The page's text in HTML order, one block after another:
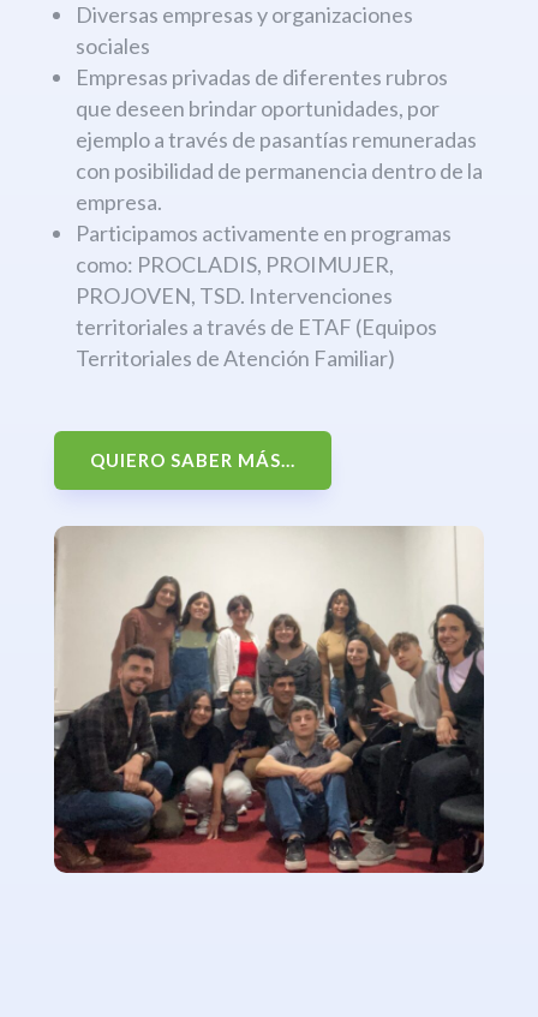
Diversas empresas y organizaciones
sociales
Empresas privadas de diferentes rubros
que deseen brindar oportunidades, por
ejemplo a través de pasantías remuneradas
con posibilidad de permanencia dentro de la
empresa.
Participamos activamente en programas
como: PROCLADIS, PROIMUJER,
PROJOVEN, TSD. Intervenciones
territoriales a través de ETAF (Equipos
Territoriales de Atención Familiar)
QUIERO SABER MÁS...